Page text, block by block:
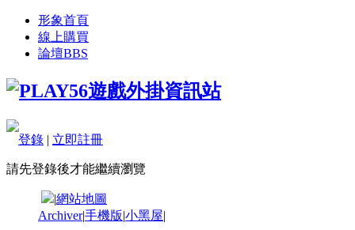
形象首頁
線上購買
論壇BBS
登錄 | 立即註冊
請先登錄後才能繼續瀏覽
|網站地圖
Archiver|手機版|小黑屋|